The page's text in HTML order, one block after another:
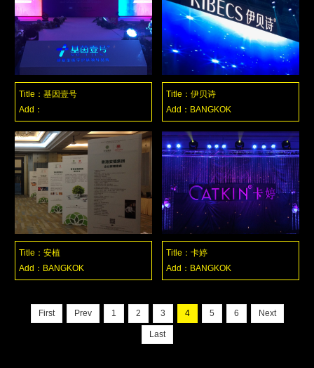
Title：基因壹号
Add：
Title：伊贝诗
Add：BANGKOK
Title：安植
Add：BANGKOK
Title：卡婷
Add：BANGKOK
First Prev 1 2 3 4 5 6 Next
Last